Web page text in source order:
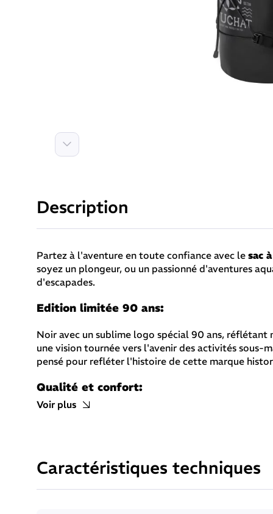
Suivant
Description
Partez à l'aventure en toute confiance avec le sac
soyez un plongeur, ou un passionné d'aventures
d'escapades.
Edition limitée 90 ans:
Noir avec un sublime logo spécial 90 ans, réflétant
une vision tournée vers l'avenir des activités sous-
pensé pour refléter l'histoire de cette marque
Qualité et confort:
Conçu pour vous permettre de partir à l'aventure
personnalisé et vous permet de porter le sac de
Polyvalent et pratique:
Voir plus
Caractéristiques techniques